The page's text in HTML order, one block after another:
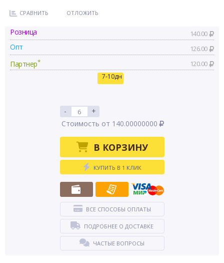
СРАВНИТЬ ОТЛОЖИТЬ
Розница 140.00
Опт 126.00
Партнер* 120.00
7-10дн
-
+
Стоимость от 140.00000000
В КОРЗИНУ
КУПИТЬ В 1 КЛИК
ВСЕ СПОСОБЫ ОПЛАТЫ
ПОДРОБНЕЕ О ДОСТАВКЕ
ЧАСТЫЕ ВОПРОСЫ